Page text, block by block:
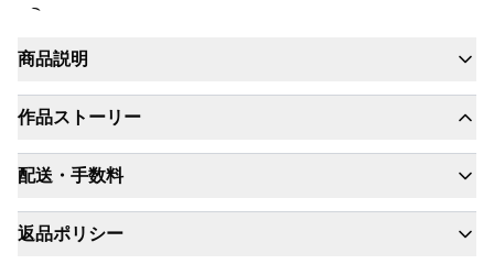
商品説明
作品ストーリー
配送・手数料
返品ポリシー